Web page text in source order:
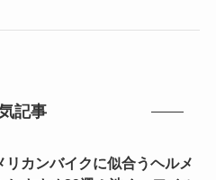
記事
リカンバイクに似合うヘルメ